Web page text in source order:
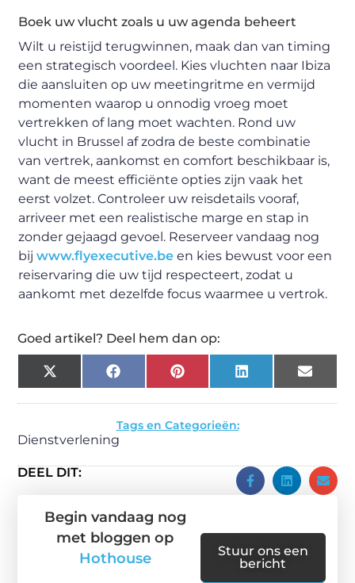
Boek uw vlucht zoals u uw agenda beheert
Wilt u reistijd terugwinnen, maak dan van timing
een strategisch voordeel. Kies vluchten naar Ibiza
die aansluiten op uw meetingritme en vermijd
momenten waarop u onnodig vroeg moet
vertrekken of lang moet wachten. Rond uw
vlucht in Brussel af zodra de beste combinatie
van vertrek, aankomst en comfort beschikbaar is,
want de meest efficiënte opties zijn vaak het
eerst volzet. Controleer uw reisdetails vooraf,
arriveer met een realistische marge en stap in
zonder gejaagd gevoel. Reserveer vandaag nog
bijwww.flyexecutive.be en kies bewust voor een
reiservaring die uw tijd respecteert, zodat u
aankomt met dezelfde focus waarmee u vertrok.
Goed artikel? Deel hem dan op:
X
(Twitter)
FacebookPinterestLinkedIn Email
Tags en Categorieën:
Dienstverlening
DEEL DIT:
Begin vandaag nog
met bloggen op
Hothouse
Stuur ons een
bericht